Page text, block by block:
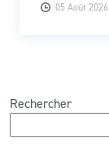
05 Août 2026
Rechercher